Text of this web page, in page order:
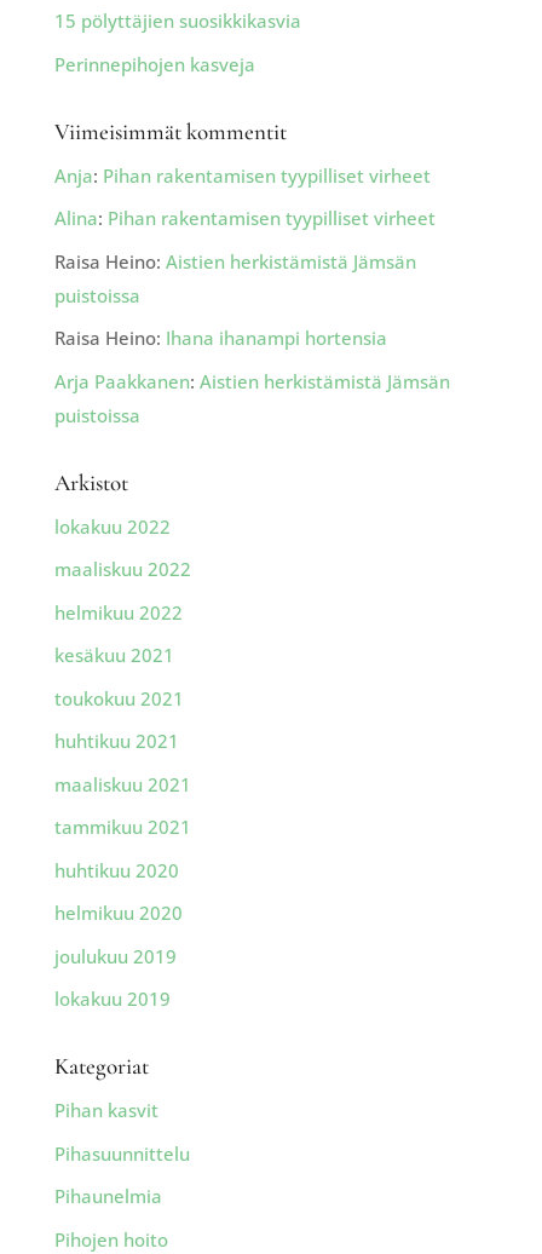
15 pölyttäjien suosikkikasvia
Perinnepihojen kasveja
Viimeisimmät kommentit
Anja: Pihan rakentamisen tyypilliset virheet
Alina: Pihan rakentamisen tyypilliset virheet
Raisa Heino: Aistien herkistämistä Jämsän
puistoissa
Raisa Heino: Ihana ihanampi hortensia
Arja Paakkanen: Aistien herkistämistä Jämsän
puistoissa
Arkistot
lokakuu 2022
maaliskuu 2022
helmikuu 2022
kesäkuu 2021
toukokuu 2021
huhtikuu 2021
maaliskuu 2021
tammikuu 2021
huhtikuu 2020
helmikuu 2020
joulukuu 2019
lokakuu 2019
Kategoriat
Pihan kasvit
Pihasuunnittelu
Pihaunelmia
Pihojen hoito